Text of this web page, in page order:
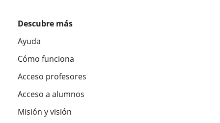
Descubre más
Ayuda
Cómo funciona
Acceso profesores
Acceso a alumnos
Misión y visión